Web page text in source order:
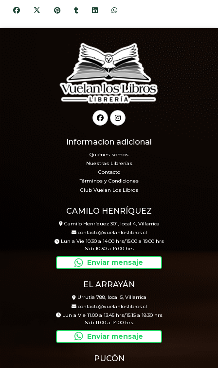
Informacion adicional
Quiénes somos
Nuestras Librerías
Contacto
Términos y Condiciones
Club Vuelan Los Libros
CAMILO HENRÍQUEZ
Camilo Henríquez 301, local 4, Villarrica
contacto@vuelanloslibros.cl
Lun a Vie 10.30 a 14.00 hrs/15.00 a 19.00 hrs
Sáb 10.30 a 14.00 hrs
Enviar mensaje
EL ARRAYÁN
Urrutia 788, local 5, Villarrica
contacto@vuelanloslibros.cl
Lun a Vie 11.00 a 13.45 hrs/15.15 a 18.30 hrs
Sáb 11.00 a 14.00 hrs
Enviar mensaje
PUCÓN